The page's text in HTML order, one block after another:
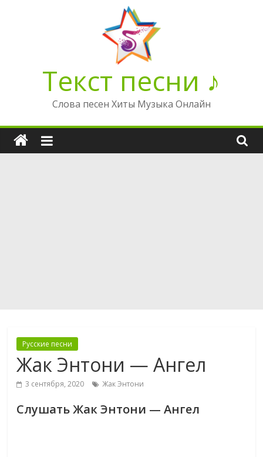
Текст песни ♪
Слова песен Хиты Музыка Онлайн
Русские песни
Жак Энтони — Ангел
3 сентября, 2020 Жак Энтони
Слушать Жак Энтони — Ангел